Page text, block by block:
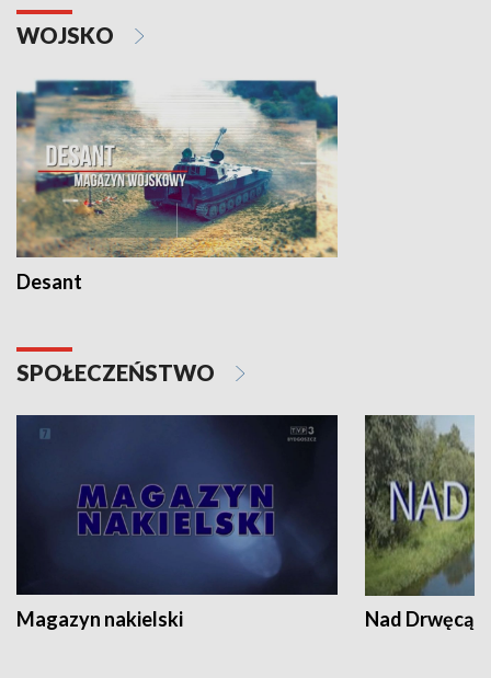
WOJSKO
Desant
SPOŁECZEŃSTWO
Magazyn nakielski Nad Drwęcą